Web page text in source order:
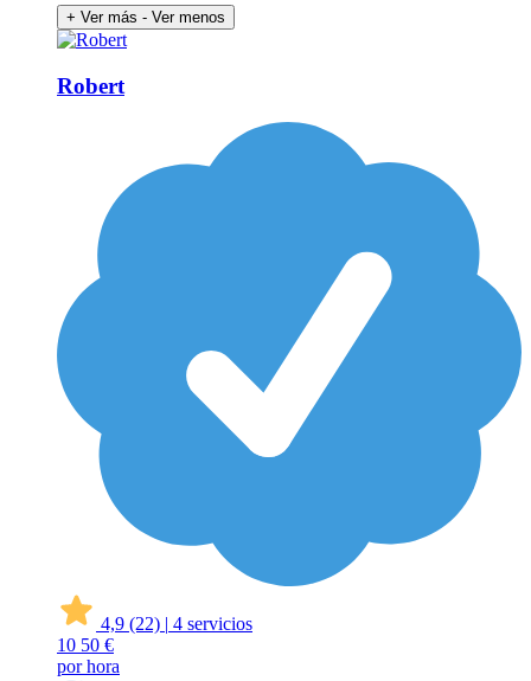
+ Ver más - Ver menos
Robert
4,9 (22) | 4 servicios
10 50 €
por hora